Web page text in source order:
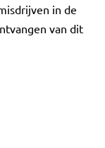
in de
van dit